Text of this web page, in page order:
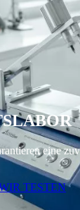
eine
TESTEN